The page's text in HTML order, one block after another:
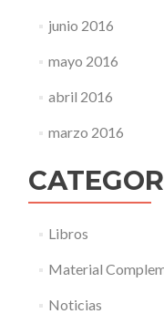
junio 2016
mayo 2016
abril 2016
marzo 2016
Libros
Material
Noticias